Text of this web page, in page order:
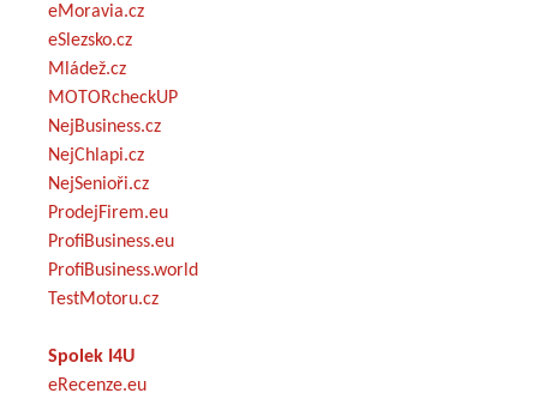
eMoravia.cz
eSlezsko.cz
Mládež.cz
MOTORcheckUP
NejBusiness.cz
NejChlapi.cz
NejSenioři.cz
ProdejFirem.eu
ProfiBusiness.eu
ProfiBusiness.world
TestMotoru.cz
Spolek I4U
eRecenze.eu